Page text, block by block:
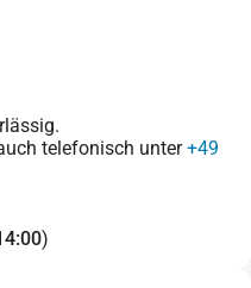
telefonisch unter+49
)